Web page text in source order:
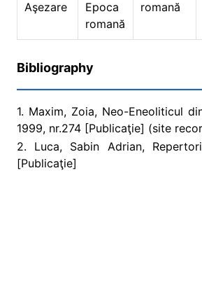
Aşezare
Epoca
romană
romană
Bibliography
1. Maxim, Zoia, Neo-Eneoliticul
1999, nr.274 [Publicaţie] (site
2. Luca, Sabin Adrian,
[Publicaţie]